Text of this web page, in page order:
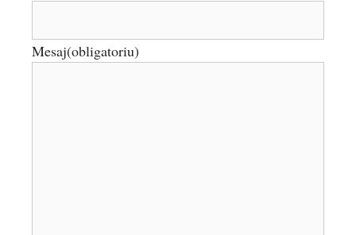
Mesaj(obligatoriu)